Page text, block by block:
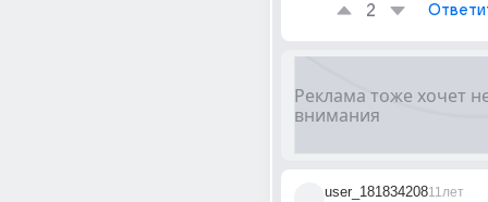
2
user_18183420811лет